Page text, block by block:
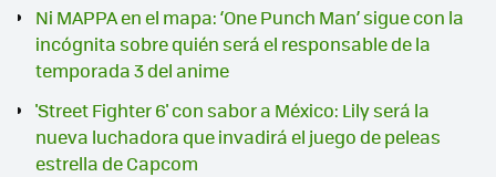
Ni MAPPA en el mapa: ‘One Punch Man’ sigue con la
incógnita sobre quién será el responsable de la
temporada 3 del anime
'Street Fighter 6' con sabor a México: Lily será la
nueva luchadora que invadirá el juego de peleas
estrella de Capcom